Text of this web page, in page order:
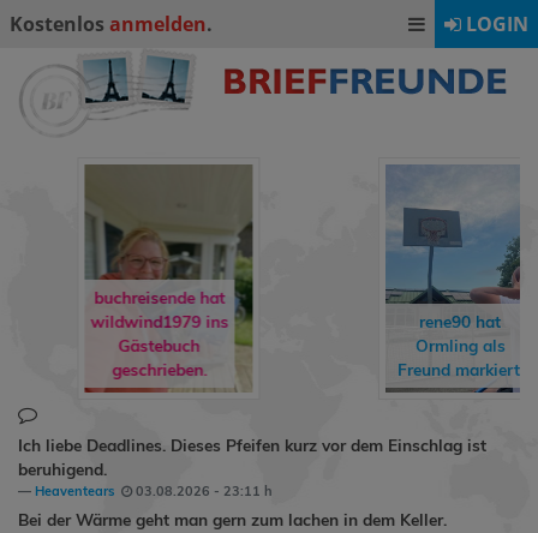
Kostenlos anmelden. LOGIN
rene90hat
Ormling
Freund markiert.
als
Ich liebe Deadlines. Dieses Pfeifen kurz vor dem Einschlag ist
beruhigend.
Heaventears 03.08.2026 - 23:11 h
Bei der Wärme geht man gern zum lachen in dem Keller.